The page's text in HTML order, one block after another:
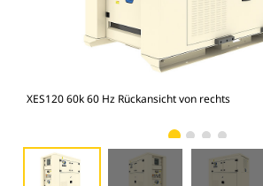
XES120 60k 60 Hz Rückansicht von rechts